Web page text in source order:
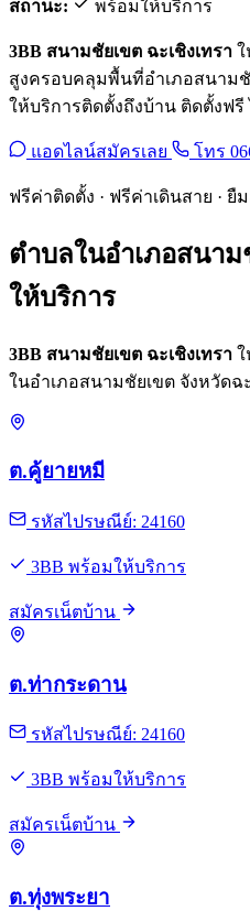
สถานะ:
พร้อมให้บริการ
3BB สนามชัยเขต ฉะเชิงเทรา ใ
สูงครอบคลุมพื้นที่อำเภอสนามชั
ให้บริการติดตั้งถึงบ้าน ติดตั้งฟรี
แอดไลน์สมัครเลย โทร
ฟรีค่าติดตั้ง · ฟรีค่าเดินสาย ·
ตำบลในอำเภอสนาม
ให้บริการ
3BB สนามชัยเขต ฉะเชิงเทรา
ในอำเภอสนามชัยเขต จังหวัดฉ
ต.คู้ยายหมี
รหัสไปรษณีย์: 24160
3BB พร้อมให้บริการ
สมัครเน็ตบ้าน
ต.ท่ากระดาน
รหัสไปรษณีย์: 24160
3BB พร้อมให้บริการ
สมัครเน็ตบ้าน
ต.ทุ่งพระยา